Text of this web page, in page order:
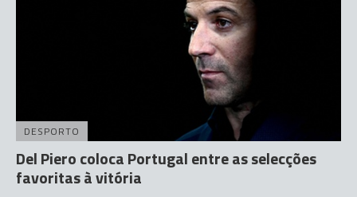
DESPORTO
Del Piero coloca Portugal entre as selecções
favoritas à vitória